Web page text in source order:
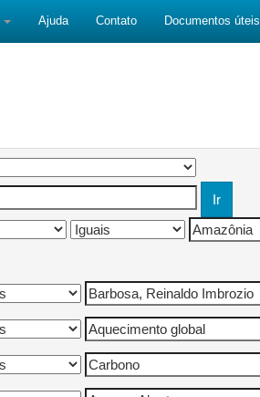
Ajuda Contato Documentos úteis